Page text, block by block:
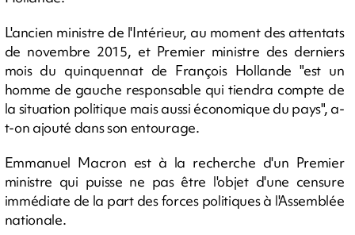
L'ancien ministre de l'Intérieur, au moment des attentats
de novembre 2015, et Premier ministre des derniers
mois du quinquennat de François Hollande "est un
homme de gauche responsable qui tiendra compte de
la situation politique mais aussi économique du pays", a-
t-on ajouté dans son entourage.
Emmanuel Macron est à la recherche d'un Premier
ministre qui puisse ne pas être l'objet d'une censure
immédiate de la part des forces politiques à l'Assemblée
nationale.